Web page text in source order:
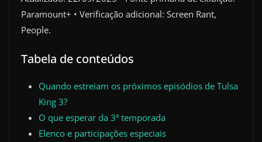
Paramount+ • Verificação adicional: Screen Rant,
People.
Tabela de conteúdos
Quando estreiam os próximos episódios de Tulsa
King 3?
O que esperar da 3ª temporada
Elenco e participações especiais